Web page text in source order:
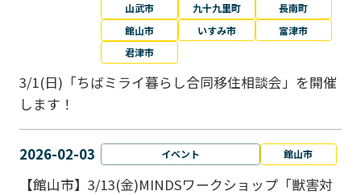
山武市
九十九里町
長南町
館山市
いすみ市
富津市
君津市
3/1(日)「ちばミライ暮らし合同移住相談会」を開催
します！
2026-02-03 イベント 館山市
【館山市】3/13(金)MINDSワークショップ「獣害対